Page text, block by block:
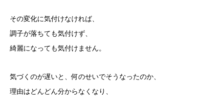
その変化に気付けなければ、
調子が落ちても気付けず、
綺麗になっても気付けません。
気づくのが遅いと、何のせいでそうなったのか、
理由はどんどん分からなくなり、